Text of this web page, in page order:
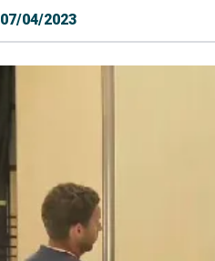
07/04/2023